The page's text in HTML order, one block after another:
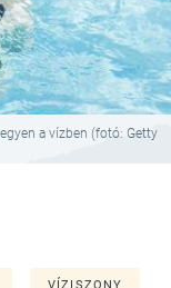
a vízben (fotó: Getty